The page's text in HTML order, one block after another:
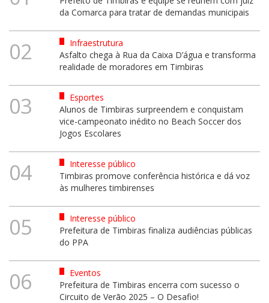
da Comarca para tratar de demandas municipais
02
Infraestrutura
Asfalto chega à Rua da Caixa D’água e transforma
realidade de moradores em Timbiras
03
Esportes
Alunos de Timbiras surpreendem e conquistam
vice-campeonato inédito no Beach Soccer dos
Jogos Escolares
04
Interesse público
Timbiras promove conferência histórica e dá voz
às mulheres timbirenses
05
Interesse público
Prefeitura de Timbiras finaliza audiências públicas
do PPA
06
Eventos
Prefeitura de Timbiras encerra com sucesso o
Circuito de Verão 2025 – O Desafio!